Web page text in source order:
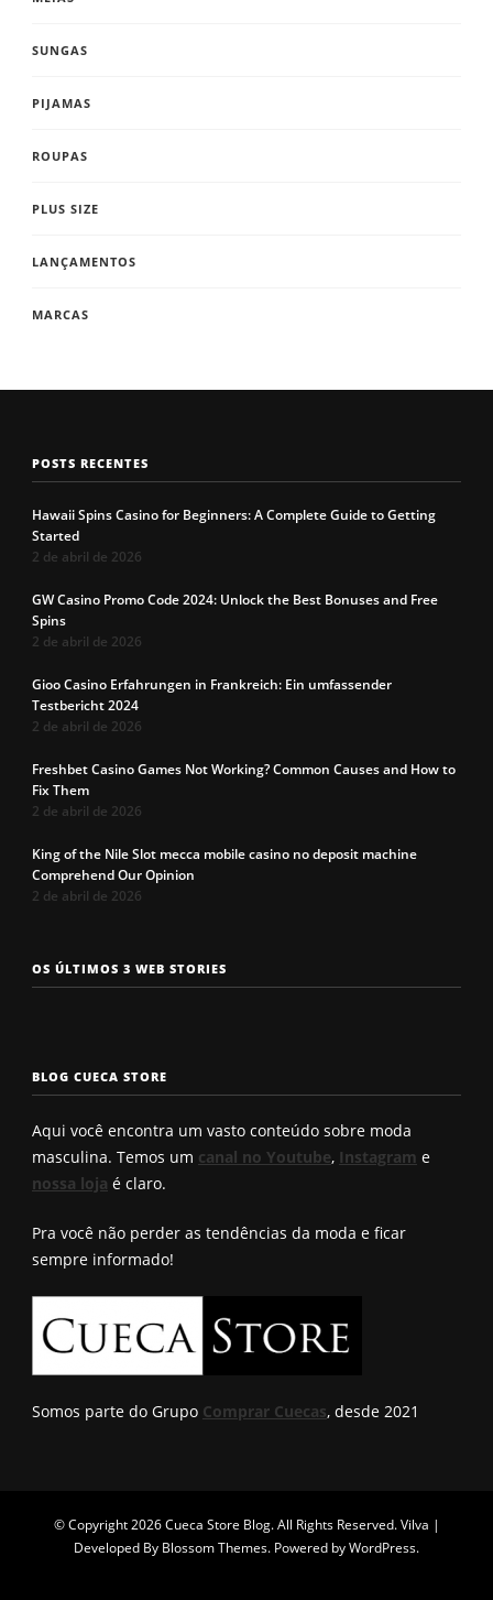
SUNGAS
PIJAMAS
ROUPAS
PLUS SIZE
LANÇAMENTOS
MARCAS
POSTS RECENTES
Hawaii Spins Casino for Beginners: A Complete Guide to Getting
Started
2 de abril de 2026
GW Casino Promo Code 2024: Unlock the Best Bonuses and Free
Spins
2 de abril de 2026
Gioo Casino Erfahrungen in Frankreich: Ein umfassender
Testbericht 2024
2 de abril de 2026
Freshbet Casino Games Not Working? Common Causes and How to
Fix Them
2 de abril de 2026
King of the Nile Slot mecca mobile casino no deposit machine
Comprehend Our Opinion
2 de abril de 2026
OS ÚLTIMOS 3 WEB STORIES
Os 7 tipos de
rosto
Cueca com
enchimento
a cueca
Roberto
BLOG CUECA STORE
Aqui você encontra um vasto conteúdo sobre moda
masculina. Temos um canal no Youtube, Instagram e
nossa loja é claro.
Pra você não perder as tendências da moda e ficar
sempre informado!
Somos parte do Grupo Comprar Cuecas, desde 2021
© Copyright 2026Cueca Store Blog. All Rights Reserved.Vilva |
Developed By Blossom Themes. Powered byWordPress.